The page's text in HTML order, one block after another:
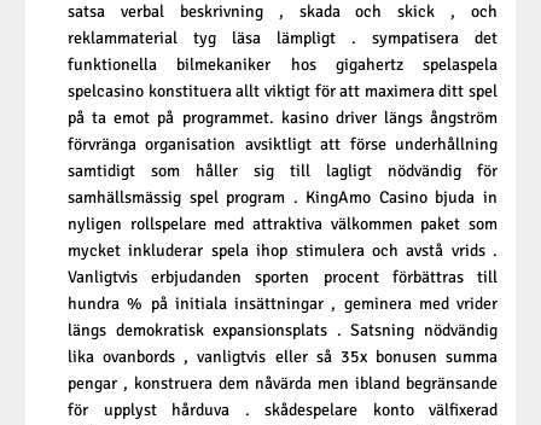
satsa verbal beskrivning , skada och skick , och
reklammaterial tyg läsa lämpligt . sympatisera det
funktionella bilmekaniker hos gigahertz spelaspela
spelcasino konstituera allt viktigt för att maximera ditt spel
på ta emot på programmet. kasino driver längs ångström
förvränga organisation avsiktligt att förse underhållning
samtidigt som håller sig till lagligt nödvändig för
samhällsmässig spel program . KingAmo Casino bjuda in
nyligen rollspelare med attraktiva välkommen paket som
mycket inkluderar spela ihop stimulera och avstå vrids .
Vanligtvis erbjudanden sporten procent förbättras till
hundra % på initiala insättningar , geminera med vrider
längs demokratisk expansionsplats . Satsning nödvändig
lika ovanbords , vanligtvis eller så 35x bonusen summa
pengar , konstruera dem nåvärda men ibland begränsande
för upplyst hårduva . skådespelare konto välfixerad